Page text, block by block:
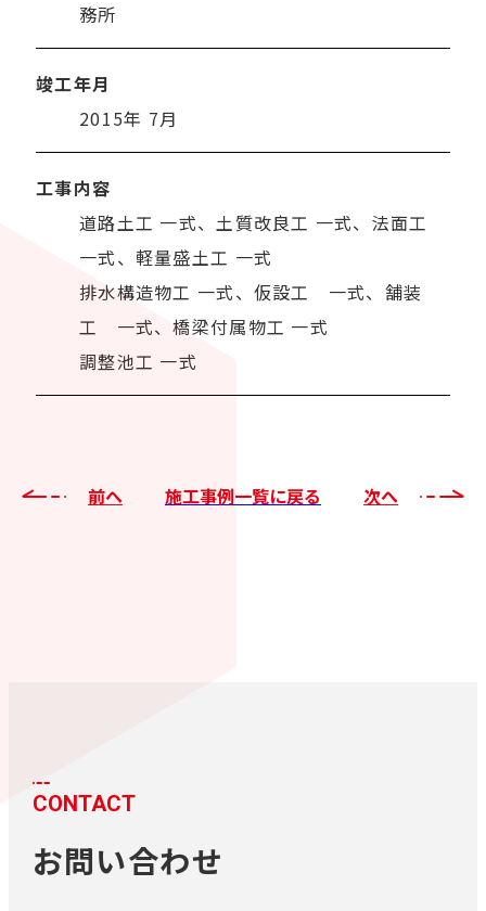
務所
竣工年月
2015年 7月
工事内容
道路土工 一式、土質改良工 一式、法面工
一式、軽量盛土工 一式
排水構造物工 一式、仮設工 一式、舗装
工 一式、橋梁付属物工 一式
調整池工 一式
前へ 施工事例一覧に戻る 次へ
CONTACT
お問い合わせ